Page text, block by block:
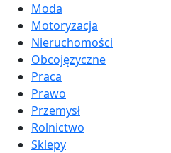
Moda
Motoryzacja
Nieruchomości
Obcojęzyczne
Praca
Prawo
Przemysł
Rolnictwo
Sklepy